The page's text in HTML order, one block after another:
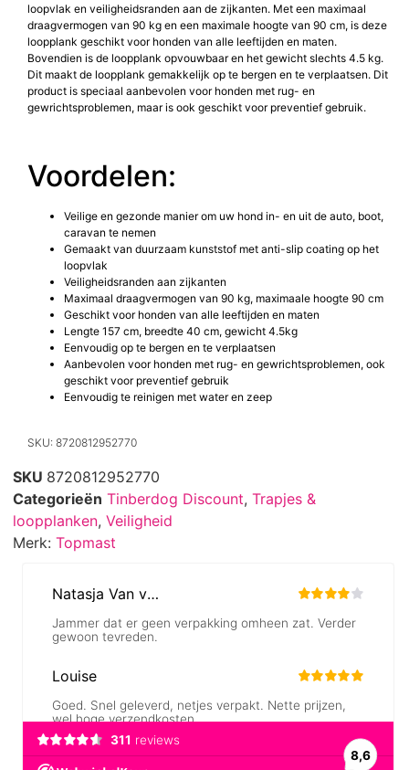
loopvlak en veiligheidsranden aan de zijkanten. Met een maximaal
draagvermogen van 90 kg en een maximale hoogte van 90 cm, is deze
loopplank geschikt voor honden van alle leeftijden en maten.
Bovendien is de loopplank opvouwbaar en het gewicht slechts 4.5 kg.
Dit maakt de loopplank gemakkelijk op te bergen en te verplaatsen. Dit
product is speciaal aanbevolen voor honden met rug- en
gewrichtsproblemen, maar is ook geschikt voor preventief gebruik.
Voordelen:
Veilige en gezonde manier om uw hond in- en uit de auto, boot,
caravan te nemen
Gemaakt van duurzaam kunststof met anti-slip coating op het
loopvlak
Veiligheidsranden aan zijkanten
Maximaal draagvermogen van 90 kg, maximaale hoogte 90 cm
Geschikt voor honden van alle leeftijden en maten
Lengte 157 cm, breedte 40 cm, gewicht 4.5kg
Eenvoudig op te bergen en te verplaatsen
Aanbevolen voor honden met rug- en gewrichtsproblemen, ook
geschikt voor preventief gebruik
Eenvoudig te reinigen met water en zeep
SKU: 8720812952770
SKU 8720812952770
Categorieën Tinberdog Discount, Trapjes &
loopplanken, Veiligheid
Merk: Topmast